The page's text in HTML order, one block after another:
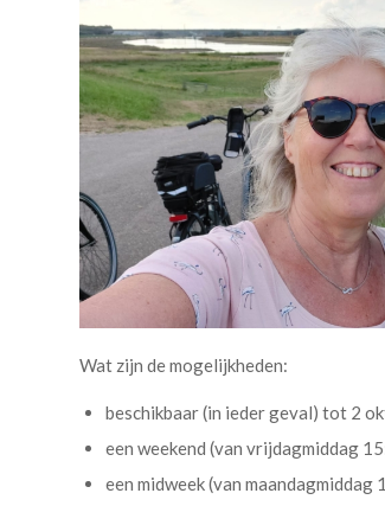
Wat zijn de mogelijkheden:
beschikbaar (in ieder geval) tot 2
een weekend (van vrijdagmiddag
een midweek (van